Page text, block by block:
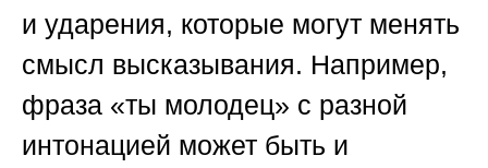
и ударения, которые могут менять
смысл высказывания. Например,
фраза «ты молодец» с разной
интонацией может быть и